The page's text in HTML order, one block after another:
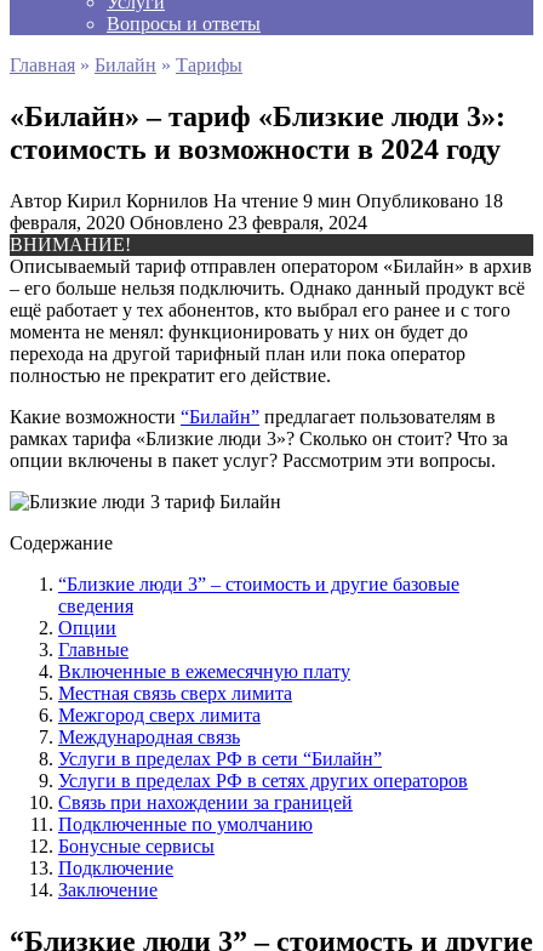
Вопросы и ответы
Главная » Билайн » Тарифы
«Билайн» – тариф «Близкие люди 3»:
стоимость и возможности в 2024 году
Автор Кирил Корнилов На чтение 9 мин Опубликовано 18
февраля, 2020 Обновлено 23 февраля, 2024
ВНИМАНИЕ!
Описываемый тариф отправлен оператором «Билайн» в архив
– его больше нельзя подключить. Однако данный продукт всё
ещё работает у тех абонентов, кто выбрал его ранее и с того
момента не менял: функционировать у них он будет до
перехода на другой тарифный план или пока оператор
полностью не прекратит его действие.
Какие возможности “Билайн” предлагает пользователям в
рамках тарифа «Близкие люди 3»? Сколько он стоит? Что за
опции включены в пакет услуг? Рассмотрим эти вопросы.
Содержание
“Близкие люди 3” – стоимость и другие базовые
сведения
Опции
Главные
Включенные в ежемесячную плату
Местная связь сверх лимита
Межгород сверх лимита
Международная связь
Услуги в пределах РФ в сети “Билайн”
Услуги в пределах РФ в сетях других операторов
Связь при нахождении за границей
Подключенные по умолчанию
Бонусные сервисы
Подключение
Заключение
“Близкие люди 3” – стоимость и другие